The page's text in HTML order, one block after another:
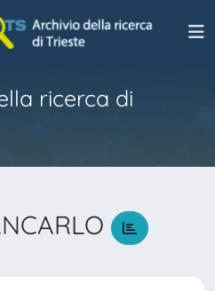
ricerca di